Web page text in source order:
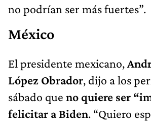
no podrían ser más fuertes”.
México
El presidente mexicano,
López Obrador, dijo a los
sábado que no quiere ser
felicitar a Biden. “Quiero